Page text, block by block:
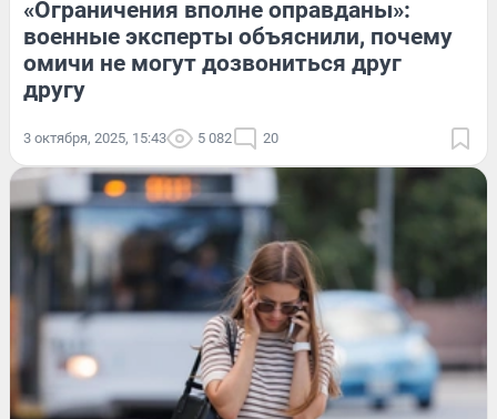
«Ограничения вполне оправданы»:
военные эксперты объяснили, почему
омичи не могут дозвониться друг
другу
3 октября, 2025, 15:43 5 082 20